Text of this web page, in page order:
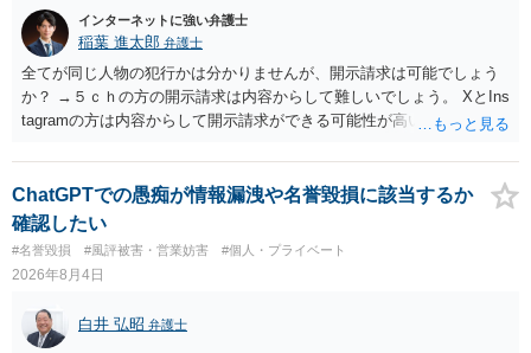
インターネットに強い弁護士
稲葉 進太郎 弁護士
全てが同じ人物の犯行かは分かりませんが、開示請求は可能でしょう
か？ →５ｃｈの方の開示請求は内容からして難しいでしょう。 XとIns
tagramの方は内容からして開示請求ができる可能性が高いでしょう。
いでしょう。７月中にアカウントが削除されている場合、今から進め
ても失敗する可能性が高いように思われます。 相手を特定できた場
合、相手に全ての弁護士費用を負担させることは可能でしょうか？ →
訴訟外の交渉で相手方が認めれば負担させることができるでしょう。
訴訟で判決となった場合は、実際の弁護士費用が認められる場合と認
められない場合があり何ともいえないところでしょう。
ChatGPTでの愚痴が情報漏洩や名誉毀損に該当するか
確認したい
#名誉毀損 #風評被害・営業妨害 #個人・プライベート
2026年8月4日
白井 弘昭 弁護士